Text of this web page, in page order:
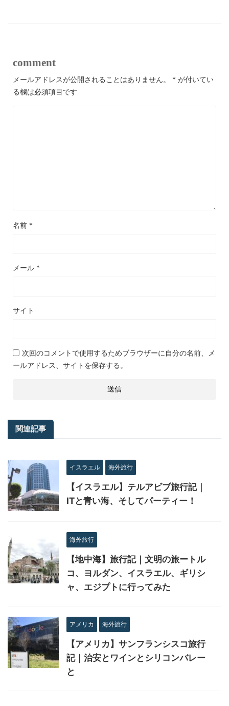
comment
メールアドレスが公開されることはありません。 * が付いてい
る欄は必須項目です
名前 *
メール *
サイト
次回のコメントで使用するためブラウザーに自分の名前、メ
ールアドレス、サイトを保存する。
関連記事
イスラエル 海外旅行
【イスラエル】テルアビブ旅行記｜
ITと青い海、そしてパーティー！
海外旅行
【地中海】旅行記｜文明の旅ートル
コ、ヨルダン、イスラエル、ギリシ
ャ、エジプトに行ってみた
アメリカ 海外旅行
【アメリカ】サンフランシスコ旅行
記｜治安とワインとシリコンバレー
と